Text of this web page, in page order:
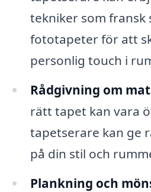
tekniker som fransk
fototapeter för att
personlig touch i
Rådgivning om
rätt tapet kan vara
tapetserare kan ge
på din stil och
Plankning och